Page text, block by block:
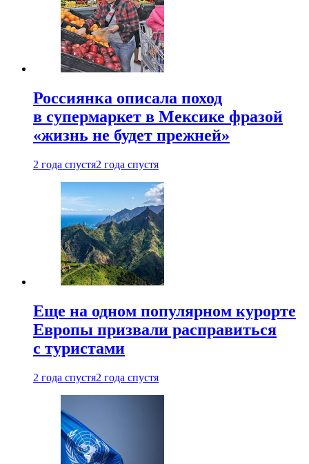
Россиянка описала поход
в супермаркет в Мексике фразой
«жизнь не будет прежней»
2 года спустя2 года спустя
Еще на одном популярном курорте
Европы призвали расправиться
с туристами
2 года спустя2 года спустя